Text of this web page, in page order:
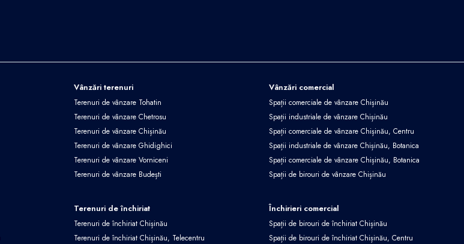
Vânzări terenuri
Terenuri de vânzare Tohatin
Terenuri de vânzare Chetrosu
Terenuri de vânzare Chișinău
Terenuri de vânzare Ghidighici
Terenuri de vânzare Vorniceni
Terenuri de vânzare Budești
Vânzări comercial
Spații comerciale de vânzare Chișinău
Spații industriale de vânzare Chișinău
Spații comerciale de vânzare Chișinău, Centru
Spații industriale de vânzare Chișinău, Botanica
Spații comerciale de vânzare Chișinău, Botanica
Spații de birouri de vânzare Chișinău
Terenuri de închiriat
Terenuri de închiriat Chișinău
Terenuri de închiriat Chișinău, Telecentru
Închirieri comercial
Spații de birouri de închiriat Chișinău
Spații de birouri de închiriat Chișinău, Centru